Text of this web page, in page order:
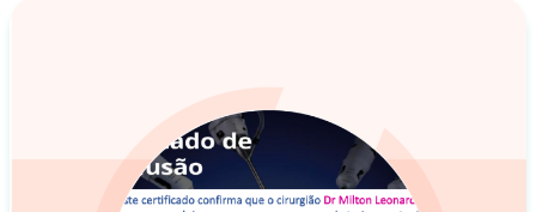
Blog
Agende sua Consulta